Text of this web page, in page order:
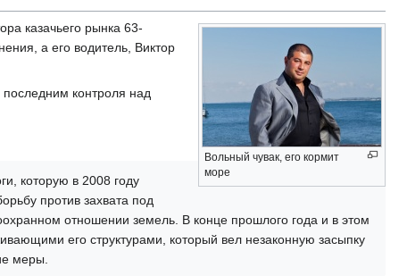
Вольный чувак, его кормит
море
казачьего рынка 63-
а его водитель, Виктор
последним контроля над
которую в 2008 году
против захвата под
отношении земель. В конце прошлого года и в этом
его структурами, который вел незаконную засыпку
меры.